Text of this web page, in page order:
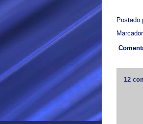
Postado
12